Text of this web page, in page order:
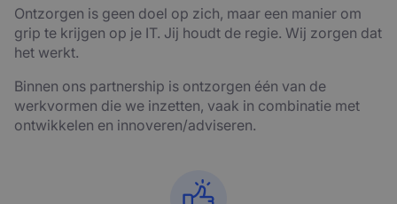
Ontzorgen is geen doel op zich, maar een manier om
grip te krijgen op je IT. Jij houdt de regie. Wij zorgen dat
het werkt.
Binnen ons partnership is ontzorgen één van de
werkvormen die we inzetten, vaak in combinatie met
ontwikkelen en innoveren/adviseren.